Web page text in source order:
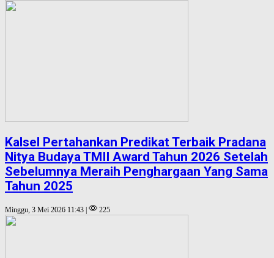
Kalsel Pertahankan Predikat Terbaik Pradana
Nitya Budaya TMII Award Tahun 2026 Setelah
Sebelumnya Meraih Penghargaan Yang Sama
Tahun 2025
Minggu, 3 Mei 2026 11:43 | 225